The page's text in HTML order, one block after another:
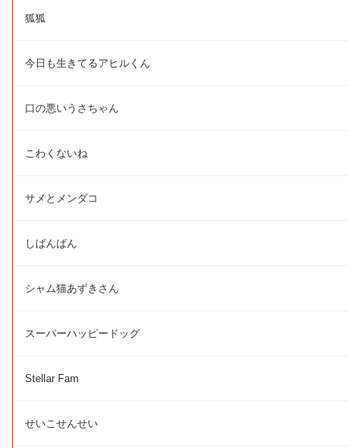
狐狐
今日も生きてるアヒルくん
口の悪いうさちゃん
こわくないね
サメとメンダコ
しばんばん
シャム猫あずきさん
スーパーハッピードッグ
Stellar Fam
せいこせんせい